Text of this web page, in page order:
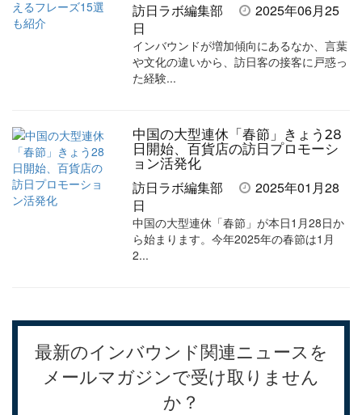
訪日ラボ編集部
2025年06月25
日
インバウンドが増加傾向にあるなか、言葉
や文化の違いから、訪日客の接客に戸惑っ
た経験...
中国の大型連休「春節」きょう28
日開始、百貨店の訪日プロモーシ
ョン活発化
訪日ラボ編集部
2025年01月28
日
中国の大型連休「春節」が本日1月28日か
ら始まります。今年2025年の春節は1月
2...
最新のインバウンド関連ニュースを
メールマガジンで受け取りません
か？